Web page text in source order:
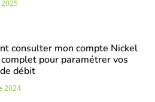
consulter mon compte Nickel
complet pour paramétrer vos
débit
2024